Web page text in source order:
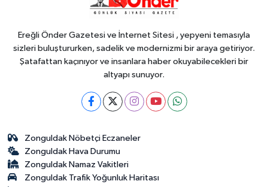
TOPLADILAR
Ereğli Önder Gazetesi ve İnternet Sitesi , yepyeni temasıyla
sizleri buluştururken, sadelik ve modernizmi bir araya getiriyor.
Şatafattan kaçınıyor ve insanlara haber okuyabilecekleri bir
altyapı sunuyor.
Zonguldak Nöbetçi Eczaneler
Zonguldak Hava Durumu
Zonguldak Namaz Vakitleri
Zonguldak Trafik Yoğunluk Haritası